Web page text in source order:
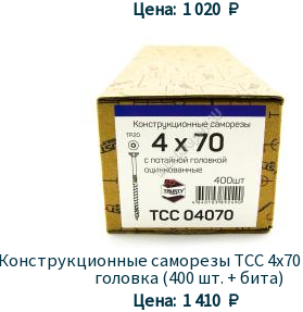
Цена: 1 020 
Конструкционные саморезы TCC
головка (400 шт. + бита)
Цена: 1 410 